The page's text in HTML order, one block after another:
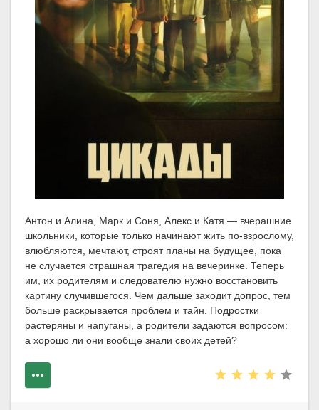
Антон и Алина, Марк и Соня, Алекс и Катя — вчерашние
школьники, которые только начинают жить по-взрослому,
влюбляются, мечтают, строят планы на будущее, пока
не случается страшная трагедия на вечеринке. Теперь
им, их родителям и следователю нужно восстановить
картину случившегося. Чем дальше заходит допрос, тем
больше раскрывается проблем и тайн. Подростки
растеряны и напуганы, а родители задаются вопросом:
а хорошо ли они вообще знали своих детей?